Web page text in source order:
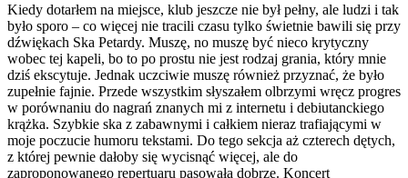
Kiedy dotarłem na miejsce, klub jeszcze nie był pełny, ale ludzi i tak
było sporo – co więcej nie tracili czasu tylko świetnie bawili się przy
dźwiękach Ska Petardy. Muszę, no muszę być nieco krytyczny
wobec tej kapeli, bo to po prostu nie jest rodzaj grania, który mnie
dziś ekscytuje. Jednak uczciwie muszę również przyznać, że było
zupełnie fajnie. Przede wszystkim słyszałem olbrzymi wręcz progres
w porównaniu do nagrań znanych mi z internetu i debiutanckiego
krążka. Szybkie ska z zabawnymi i całkiem nieraz trafiającymi w
moje poczucie humoru tekstami. Do tego sekcja aż czterech dętych,
z której pewnie dałoby się wycisnąć więcej, ale do
zaproponowanego repertuaru pasowała dobrze. Koncert